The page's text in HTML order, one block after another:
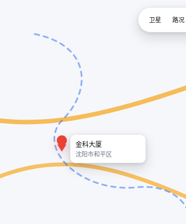
金科大厦
沈阳市和平区
卫星 路况